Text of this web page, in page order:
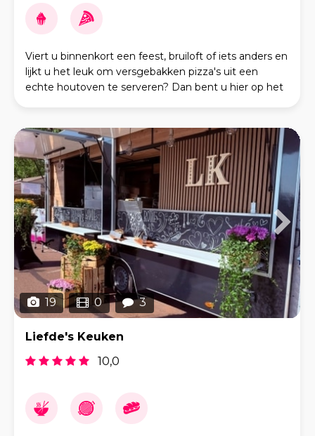
Viert u binnenkort een feest, bruiloft of iets anders en
lijkt u het leuk om versgebakken pizza's uit een
echte houtoven te serveren? Dan bent u hier op het
19 0 3
Liefde's Keuken
10,0